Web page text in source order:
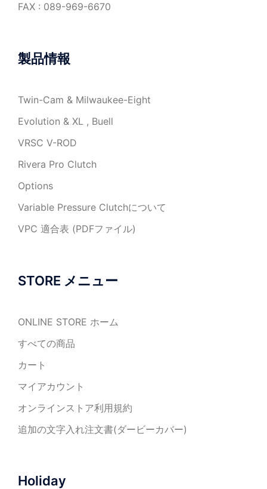
FAX : 089-969-6670
製品情報
Twin-Cam & Milwaukee-Eight
Evolution & XL , Buell
VRSC V-ROD
Rivera Pro Clutch
Options
Variable Pressure Clutchについて
VPC 適合表 (PDFファイル)
STORE メニュー
ONLINE STORE ホーム
すべての商品
カート
マイアカウント
オンラインストア利用規約
追加の文字入れ注文書(ダービーカバー)
Holiday